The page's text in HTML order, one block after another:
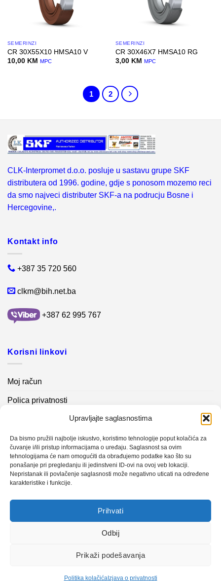
Upravljajte saglasnostima
Da bismo pružili najbolje iskustvo, koristimo tehnologije poput kolačića za
čuvanje i/ili pristup informacijama o uređaju. Saglasnost sa ovim
tehnologijama će nam omogućiti da obrađujemo podatke kao što su
ponašanje pri pregledanju ili jedinstveni ID-ovi na ovoj veb lokaciji.
Nepristanak ili povlačenje saglasnosti može negativno uticati na određene
karakteristike i funkcije.
Prihvati
Odbij
Prikaži podešavanja
Politika kolačićaIzjava o privatnosti
SEMERINZI
CR 30X55X10 HMSA10 V
10,00 KM MPC
SEMERINZI
CR 30X46X7 HMSA10 RG
3,00 KM MPC
1 2
CLK-Interpromet d.o.o. posluje u sastavu grupe SKF
distributera od 1996. godine, gdje s ponosom mozemo reci
da smo najveci distributer SKF-a na podrucju Bosne i
Hercegovine,.
Kontakt info
+387 35 720 560
clkm@bih.net.ba
+387 62 995 767
Korisni linkovi
Moj račun
Polica privatnosti
Kontakt info
Novosti
Sistem mjerenja vibracija – papir mašina 4
Certificirani partner za održavanje